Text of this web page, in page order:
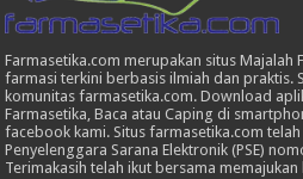
Farmasetika.com merupakan situs
farmasi terkini berbasis ilmiah dan praktis.
komunitas farmasetika.com. Download
Farmasetika, Baca atau Caping di
facebook kami. Situs farmasetika.com
Penyelenggara Sarana Elektronik (PSE)
Terimakasih telah ikut bersama